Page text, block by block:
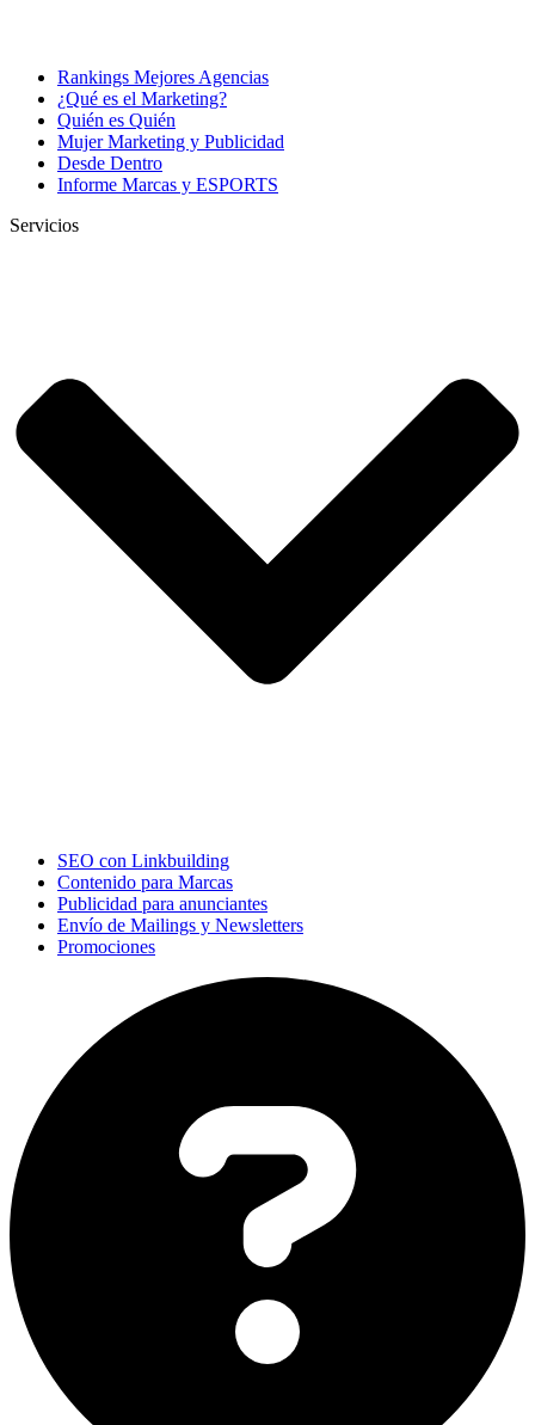
Rankings Mejores Agencias
¿Qué es el Marketing?
Quién es Quién
Mujer Marketing y Publicidad
Desde Dentro
Informe Marcas y ESPORTS
Servicios
SEO con Linkbuilding
Contenido para Marcas
Publicidad para anunciantes
Envío de Mailings y Newsletters
Promociones